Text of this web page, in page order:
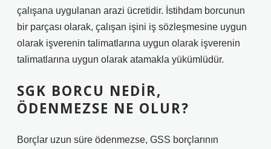
çalışana uygulanan arazi ücretidir. İstihdam borcunun
bir parçası olarak, çalışan işini iş sözleşmesine uygun
olarak işverenin talimatlarına uygun olarak işverenin
talimatlarına uygun olarak atamakla yükümlüdür.
SGK BORCU NEDIR,
ÖDENMEZSE NE OLUR?
Borçlar uzun süre ödenmezse, GSS borçlarının